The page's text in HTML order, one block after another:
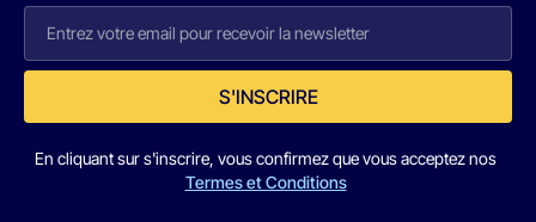
S'INSCRIRE
En cliquant sur s'inscrire, vous confirmez que vous acceptez nos
Termes et Conditions